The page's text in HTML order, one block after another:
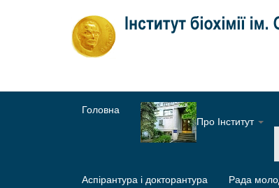
Головна
Про Інститут
Аспірантура і докторантура Рада